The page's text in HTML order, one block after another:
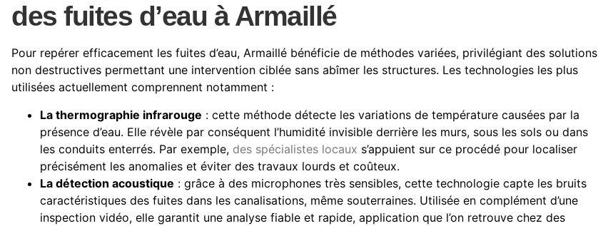
des fuites d’eau à Armaillé
Pour repérer efficacement les fuites d’eau, Armaillé bénéficie de méthodes variées, privilégiant des solutions
non destructives permettant une intervention ciblée sans abîmer les structures. Les technologies les plus
utilisées actuellement comprennent notamment :
La thermographie infrarouge : cette méthode détecte les variations de température causées par la
présence d’eau. Elle révèle par conséquent l’humidité invisible derrière les murs, sous les sols ou dans
les conduits enterrés. Par exemple, des spécialistes locaux s’appuient sur ce procédé pour localiser
précisément les anomalies et éviter des travaux lourds et coûteux.
La détection acoustique : grâce à des microphones très sensibles, cette technologie capte les bruits
caractéristiques des fuites dans les canalisations, même souterraines. Utilisée en complément d’une
inspection vidéo, elle garantit une analyse fiable et rapide, application que l’on retrouve chez des